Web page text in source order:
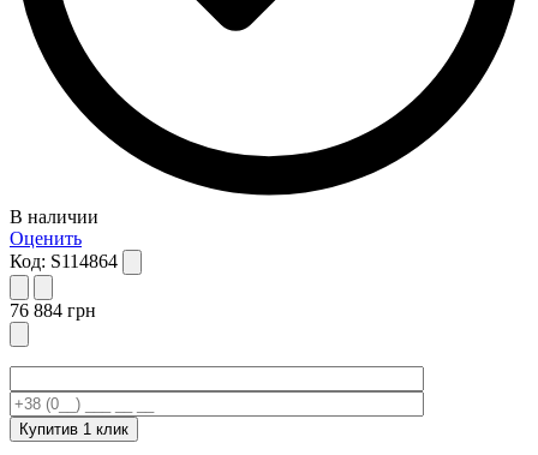
В наличии
Оценить
Код: S114864
76 884 грн
Купитив 1 клик